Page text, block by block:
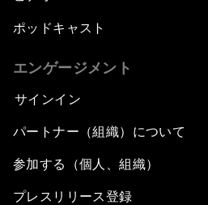
ポッドキャスト
エンゲージメント
サインイン
パートナー（組織）について
参加する（個人、組織）
プレスリリース登録